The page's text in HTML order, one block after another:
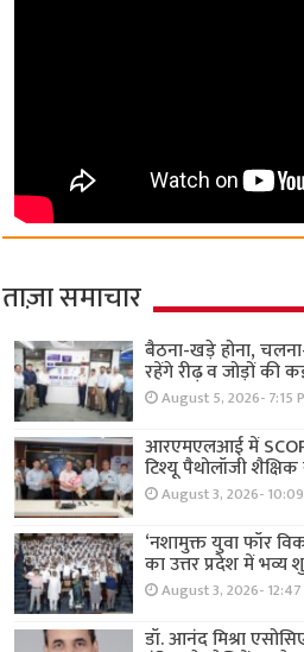
ताज़ा समाचार
बैठना-खड़े होना,
रहेंगे रीढ़ व जोड़ों की
August 5, 2026- 7:15
आरएमएलआई में
टिश्यू पैथोलॉजी
August 3, 2026-
‘नशामुक्त युवा फॉर
का उत्तर प्रदेश में भव्य
August 3, 2026-
डॉ. आनंद मिश्रा